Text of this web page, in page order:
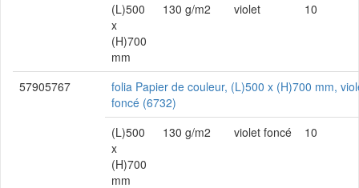
(L)500
x
(H)700
mm
130 g/m2 violet 10
57905767
folia Papier de couleur, (L)500 x (H)700 mm,
foncé (6732)
(L)500
x
(H)700
mm
130 g/m2 violet foncé 10